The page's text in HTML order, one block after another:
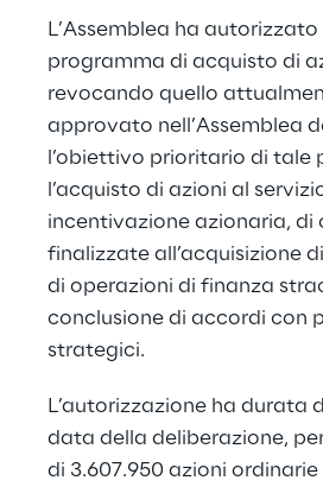
L’Assemblea ha
programma di acquisto di
revocando quello
approvato nell’Assemblea
l’obiettivo prioritario di tale
l’acquisto di azioni al
incentivazione azionaria, di
finalizzate all’acquisizione
di operazioni di finanza
conclusione di accordi con
strategici.
L’autorizzazione ha durata
data della deliberazione,
di 3.607.950 azioni ordinarie